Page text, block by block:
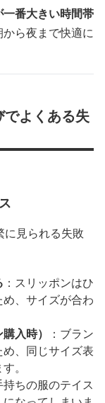
一番大きい時間帯
ら夜まで快適に
よくある失
に見られる失敗
：スリッポンはひ
、サイズが合わ
入時）
：ブラン
、同じサイズ表
。
持ちの服のテイス